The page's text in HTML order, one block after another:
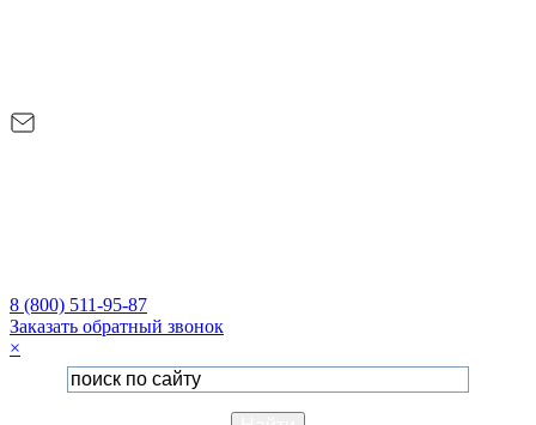
8 (800) 511-95-87
Заказать обратный звонок
×